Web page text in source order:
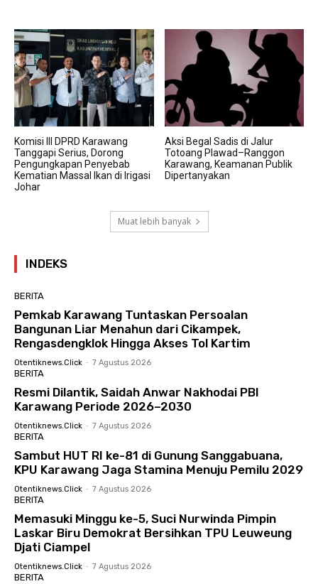
Komisi III DPRD Karawang
Tanggapi Serius, Dorong
Pengungkapan Penyebab
Kematian Massal Ikan di Irigasi
Johar
Aksi Begal Sadis di Jalur
Totoang Plawad–Ranggon
Karawang, Keamanan Publik
Dipertanyakan
Muat lebih banyak
INDEKS
BERITA
Pemkab Karawang Tuntaskan Persoalan
Bangunan Liar Menahun dari Cikampek,
Rengasdengklok Hingga Akses Tol Kartim
Otentiknews.click - 7 Agustus 2026
BERITA
Resmi Dilantik, Saidah Anwar Nakhodai PBI
Karawang Periode 2026–2030
Otentiknews.click - 7 Agustus 2026
BERITA
Sambut HUT RI ke-81 di Gunung Sanggabuana,
KPU Karawang Jaga Stamina Menuju Pemilu 2029
Otentiknews.click - 7 Agustus 2026
BERITA
Memasuki Minggu ke-5, Suci Nurwinda Pimpin
Laskar Biru Demokrat Bersihkan TPU Leuweung
Djati Ciampel
Otentiknews.click - 7 Agustus 2026
BERITA